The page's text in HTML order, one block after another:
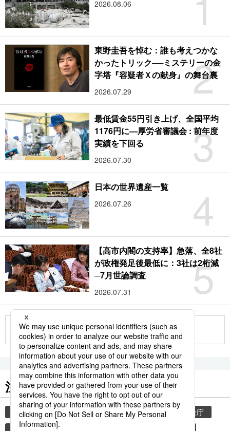
2026.08.06
2
東野圭吾を悼む：誰も考えつかな
かったトリック──ミステリーの金
字塔『容疑者Ｘの献身』の舞台裏
2026.07.29
3
最低賃金55円引き上げ、全国平均
1176円に―厚労省審議会 : 前年度
実績を下回る
2026.07.30
4
日本の世界遺産一覧
2026.07.26
5
【高市内閣の支持率】急落、全8社
が政権発足後最低に：3社は2桁減
─7月世論調査
2026.07.31
もっと見る
注目のキーワード
共同通信ニュース 気象・災害 災害
気象庁